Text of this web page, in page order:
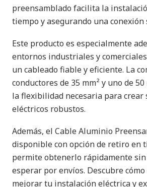
preensamblado facilita la
tiempo y asegurando una conexión
Este producto es especialmente
entornos industriales y
un cableado fiable y eficiente. La
conductores de 35 mm² y uno de
la flexibilidad necesaria para crear
eléctricos robustos.
Además, el Cable Aluminio
disponible con opción de retiro en
permite obtenerlo rápidamente sin
esperar por envíos. Descubre
mejorar tu instalación eléctrica y